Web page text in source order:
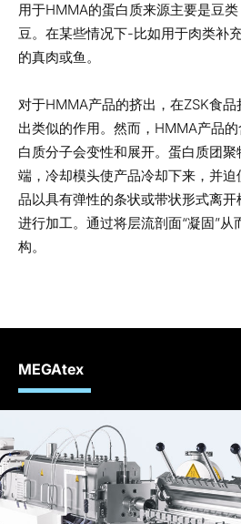
用于HMMA的蛋白质来源主要是豆
豆。在某些情况下-比如用于肉类补
的真肉或鱼。
对于HMMA产品的挤出，在ZSK食
出类似的作用。然而，HMMA产品
白质分子会变性和展开。蛋白质团
端，冷却模头使产品冷却下来，并
品以具有弹性的条状或带状形式离
进行加工。通过将层流剖面“凝固”
构。
MEGAtex